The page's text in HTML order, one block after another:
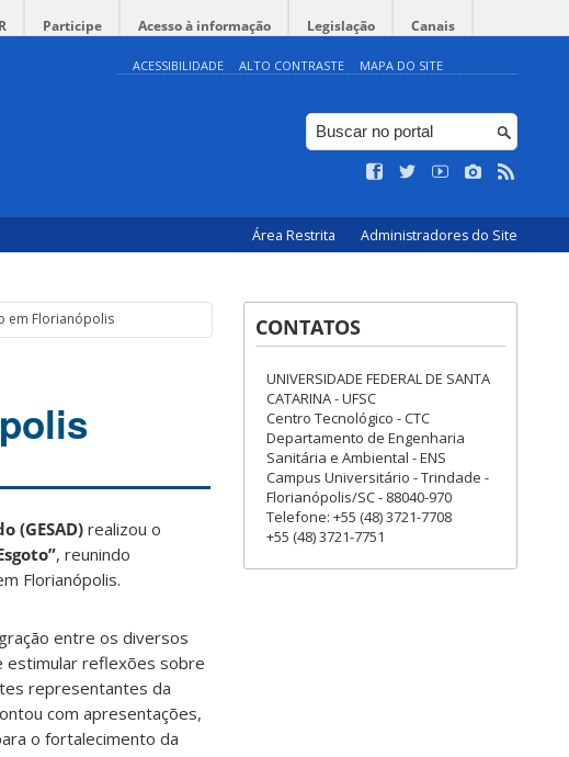
Participe Acesso à informação Legislação Canais
ACESSIBILIDADE ALTO CONTRASTE MAPA DO SITE
Área Restrita Administradores do Site
em Florianópolis
(GESAD) realizou o
, reunindo
Florianópolis.
entre os diversos
estimular reflexões sobre
representantes da
com apresentações,
o fortalecimento da
CONTATOS
UNIVERSIDADE FEDERAL DE SANTA
CATARINA - UFSC
Centro Tecnológico - CTC
Departamento de Engenharia
Sanitária e Ambiental - ENS
Campus Universitário - Trindade -
Florianópolis/SC - 88040-970
Telefone: +55 (48) 3721-7708
+55 (48) 3721-7751